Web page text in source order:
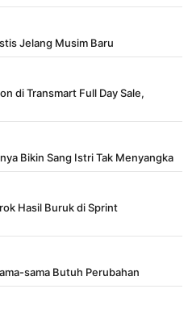
Jelang Musim Baru
di Transmart Full Day Sale,
Bikin Sang Istri Tak Menyangka
Hasil Buruk di Sprint
sama Butuh Perubahan